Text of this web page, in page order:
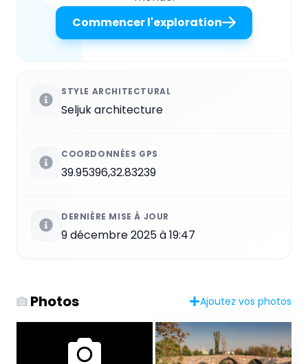
Commencer l'exploration
STYLE ARCHITECTURAL
Seljuk architecture
COORDONNÉES GPS
39.95396,32.83239
DERNIÈRE MISE À JOUR
9 décembre 2025 à 19:47
Photos Ajoutez vos photos